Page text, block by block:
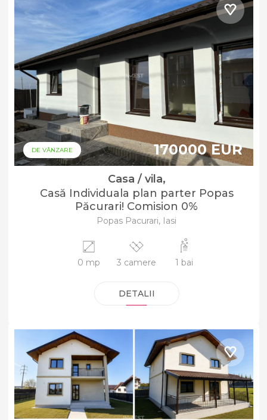
DE VÂNZARE 170000 EUR
Casa / vila,
Casă Individuala plan parter Popas
Păcurari! Comision 0%
Popas Pacurari, Iasi
0 mp 3 camere 1 bai
DETALII